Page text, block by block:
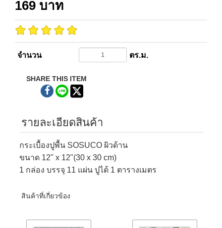
169 บาท
จำนวน ตร.ม.
SHARE THIS ITEM
รายละเอียดสินค้า
กระเบื้องปูพื้น SOSUCO ผิวด้าน
ขนาด 12" x 12"(30 x 30 cm)
1 กล่อง บรรจุ 11 แผ่น ปูได้ 1 ตารางเมตร
สินค้าที่เกี่ยวข้อง